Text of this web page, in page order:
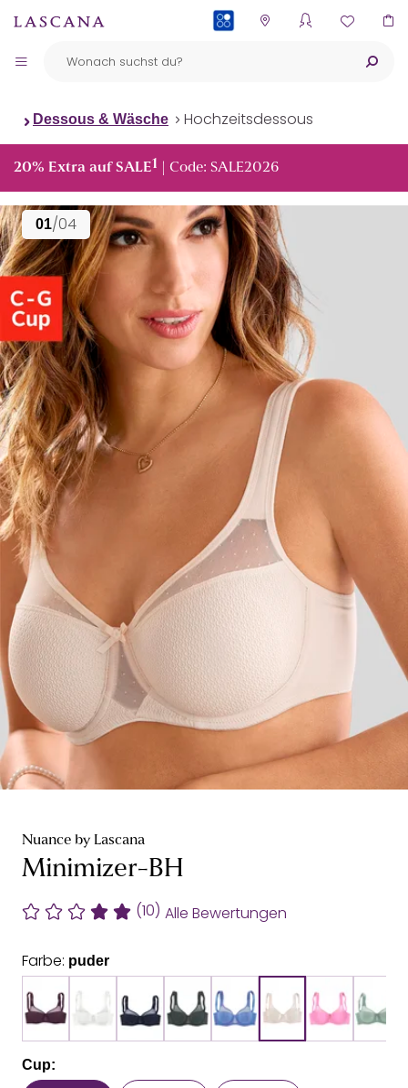
Dessous & Wäsche Hochzeitsdessous
20% Extra auf SALE1 | Code: SALE2026
01/04
Nuance by Lascana
Minimizer-BH
(10) Alle Bewertungen
Farbe: puder
Cup: